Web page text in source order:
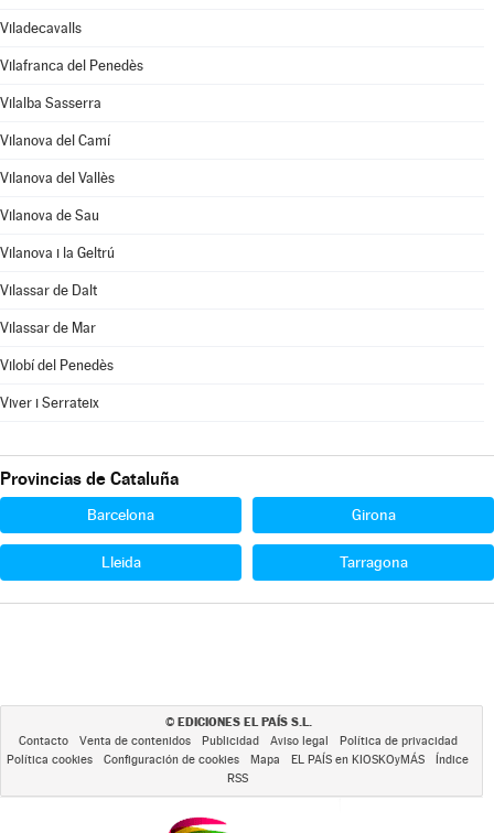
Viladecavalls
Vilafranca del Penedès
Vilalba Sasserra
Vilanova del Camí
Vilanova del Vallès
Vilanova de Sau
Vilanova i la Geltrú
Vilassar de Dalt
Vilassar de Mar
Vilobí del Penedès
Viver i Serrateix
Provincias de Cataluña
Barcelona Girona
Lleida Tarragona
© EDICIONES EL PAÍS S.L.
Contacto Venta de contenidos Publicidad Aviso legal
Política de privacidad
Política cookies
Configuración de cookies Mapa EL PAÍS en KIOSKOyMÁS
Índice
RSS